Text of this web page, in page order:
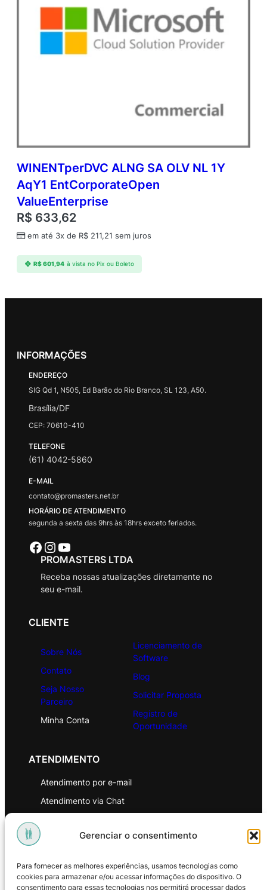
Gerenciar o consentimento
Para fornecer as melhores experiências, usamos tecnologias como
cookies para armazenar e/ou acessar informações do dispositivo. O
consentimento para essas tecnologias nos permitirá processar dados
WINENTperDVC ALNG SA OLV NL 1Y
AqY1 EntCorporateOpen
ValueEnterprise
R$ 633,62
em até 3x de R$ 211,21 sem juros
R$601,94 à vista no Pix ou Boleto
INFORMAÇÕES
ENDEREÇO
SIG Qd 1, N505, Ed Barão do Rio Branco, SL 123, A50.
Brasília/DF
CEP: 70610-410
TELEFONE
(61) 4042-5860
E-MAIL
contato@promasters.net.br
HORÁRIO DE ATENDIMENTO
segunda a sexta das 9hrs às 18hrs exceto feriados.
Facebook Instagram Youtube
PROMASTERS LTDA
Receba nossas atualizações diretamente no
seu e-mail.
CLIENTE
Sobre Nós
Contato
Seja Nosso
Parceiro
Minha Conta
Licenciamento de
Software
Blog
Solicitar Proposta
Registro de
Oportunidade
ATENDIMENTO
Atendimento por e-mail
Atendimento via Chat
Política de Privacidade